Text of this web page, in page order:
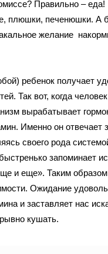
Правильно –
плюшки, печенюшки. А
желание
ребенок получает
Так вот, когда
вырабатывает
Именно он отвечает
своего рода
запоминает
и еще». Таким
Ожидание
и заставляет нас
кушать.